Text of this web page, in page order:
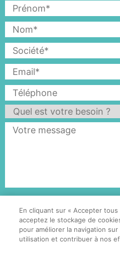
Neroxis SA
En cliquant sur « Accepter
acceptez le stockage de
pour améliorer la navigation
utilisation et contribuer à nos